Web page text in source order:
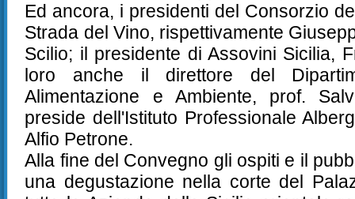
Ed ancora, i presidenti del Consorzio
Strada del Vino, rispettivamente
Scilio; il presidente di Assovini Sicilia,
loro anche il direttore del
Alimentazione e Ambiente, prof.
preside dell'Istituto Professionale
Alfio Petrone.
Alla fine del Convegno gli ospiti e il
una degustazione nella corte del